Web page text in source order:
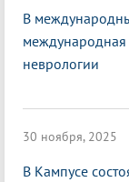
В
неврологии
30 ноября, 2025
В Кампусе